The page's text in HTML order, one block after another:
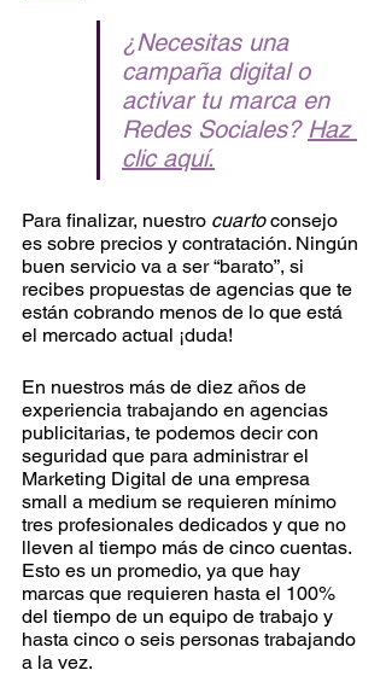
¿Necesitas una
campaña digital o
activar tu marca en
Redes Sociales? Haz
clic aquí.
Para finalizar, nuestro cuarto consejo
es sobre precios y contratación. Ningún
buen servicio va a ser “barato”, si
recibes propuestas de agencias que te
están cobrando menos de lo que está
el mercado actual ¡duda!
En nuestros más de diez años de
experiencia trabajando en agencias
publicitarias, te podemos decir con
seguridad que para administrar el
Marketing Digital de una empresa
small a medium se requieren mínimo
tres profesionales dedicados y que no
lleven al tiempo más de cinco cuentas.
Esto es un promedio, ya que hay
marcas que requieren hasta el 100%
del tiempo de un equipo de trabajo y
hasta cinco o seis personas trabajando
a la vez.